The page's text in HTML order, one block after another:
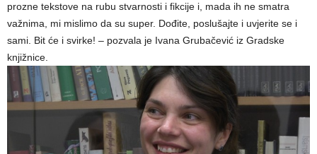
prozne tekstove na rubu stvarnosti i fikcije i, mada ih ne smatra
važnima, mi mislimo da su super. Dođite, poslušajte i uvjerite se i
sami. Bit će i svirke! – pozvala je Ivana Grubačević iz Gradske
knjižnice.